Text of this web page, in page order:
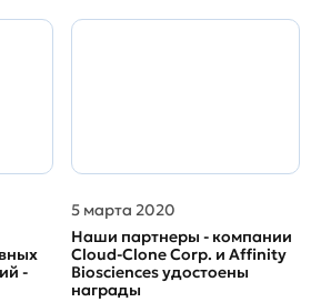
-
5 марта 2020
Наши партнеры - компании
Cloud-Clone Corp. и Affinity
Biosciences удостоены
награды